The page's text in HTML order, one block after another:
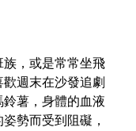
，或是常常坐飛
週末在沙發追劇
薯，身體的血液
勢而受到阻礙，